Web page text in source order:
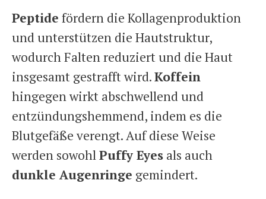
Peptide fördern die Kollagenproduktion
und unterstützen die Hautstruktur,
wodurch Falten reduziert und die Haut
insgesamt gestrafft wird.Koffein
hingegen wirkt abschwellend und
entzündungshemmend, indem es die
Blutgefäße verengt. Auf diese Weise
werden sowohlPuffy Eyes als auch
dunkle Augenringe gemindert.